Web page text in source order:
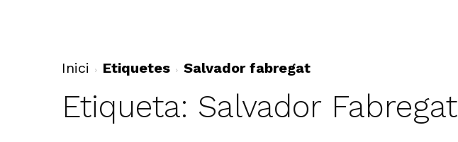
Inici Etiquetes Salvador fabregat
Etiqueta: Salvador Fabregat